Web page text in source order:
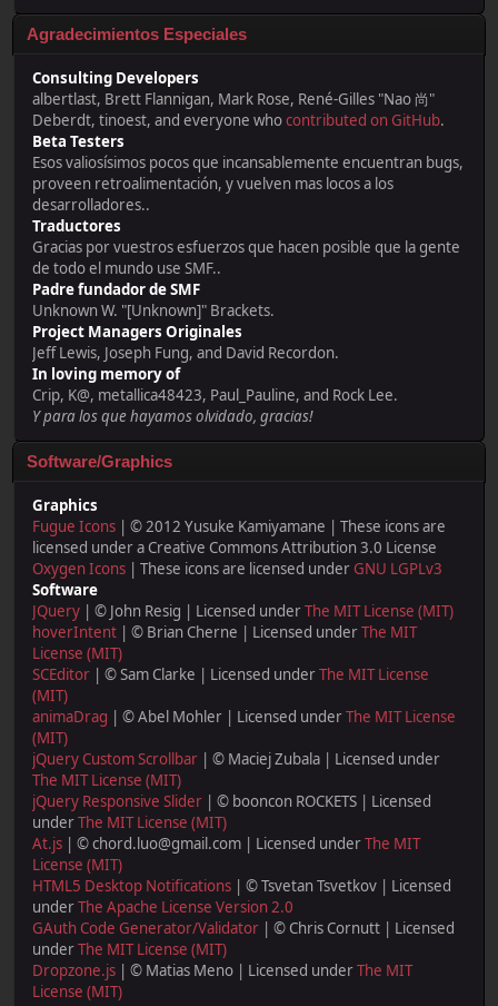
Agradecimientos Especiales
Consulting Developers
albertlast, Brett Flannigan, Mark Rose, René-Gilles "Nao 尚"
Deberdt, tinoest, and everyone whocontributed on GitHub.
Beta Testers
Esos valiosísimos pocos que incansablemente encuentran bugs,
proveen retroalimentación, y vuelven mas locos a los
desarrolladores..
Traductores
Gracias por vuestros esfuerzos que hacen posible que la gente
de todo el mundo use SMF..
Padre fundador de SMF
Unknown W. "[Unknown]" Brackets.
Project Managers Originales
Jeff Lewis, Joseph Fung, and David Recordon.
In loving memory of
Crip, K@, metallica48423, Paul_Pauline, and Rock Lee.
Y para los que hayamos olvidado, gracias!
Software/Graphics
Graphics
Fugue Icons | © 2012 Yusuke Kamiyamane | These icons are
licensed under a Creative Commons Attribution 3.0 License
Oxygen Icons | These icons are licensed underGNU LGPLv3
Software
JQuery | © John Resig | Licensed underThe MIT License (MIT)
hoverIntent | © Brian Cherne | Licensed underThe MIT
License (MIT)
SCEditor | © Sam Clarke | Licensed underThe MIT License
(MIT)
animaDrag | © Abel Mohler | Licensed underThe MIT License
(MIT)
jQuery Custom Scrollbar | © Maciej Zubala | Licensed under
The MIT License (MIT)
jQuery Responsive Slider | © booncon ROCKETS | Licensed
underThe MIT License (MIT)
At.js | © chord.luo@gmail.com | Licensed underThe MIT
License (MIT)
HTML5 Desktop Notifications | © Tsvetan Tsvetkov | Licensed
underThe Apache License Version 2.0
GAuth Code Generator/Validator | © Chris Cornutt | Licensed
underThe MIT License (MIT)
Dropzone.js | © Matias Meno | Licensed underThe MIT
License (MIT)